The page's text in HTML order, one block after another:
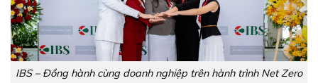
IBS – Đồng hành cùng doanh nghiệp trên hành trình Net Zero